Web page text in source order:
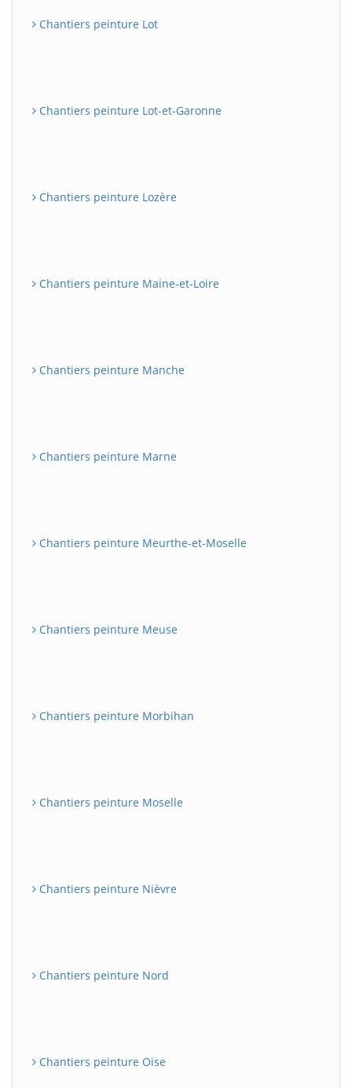
Chantiers peinture Lot
Chantiers peinture Lot-et-Garonne
Chantiers peinture Lozère
Chantiers peinture Maine-et-Loire
Chantiers peinture Manche
Chantiers peinture Marne
Chantiers peinture Meurthe-et-Moselle
Chantiers peinture Meuse
Chantiers peinture Morbihan
Chantiers peinture Moselle
Chantiers peinture Nièvre
Chantiers peinture Nord
Chantiers peinture Oise